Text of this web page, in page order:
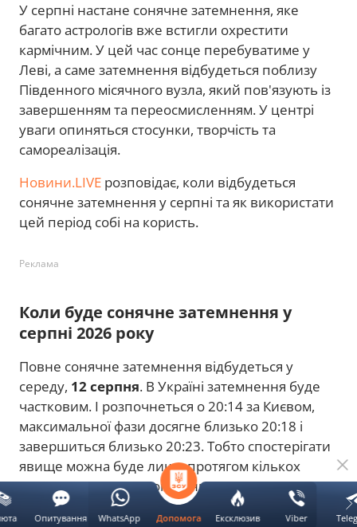
У серпні настане сонячне затемнення, яке
багато астрологів вже встигли охрестити
кармічним. У цей час сонце перебуватиме у
Леві, а саме затемнення відбудеться поблизу
Південного місячного вузла, який пов'язують із
завершенням та переосмисленням. У центрі
уваги опиняться стосунки, творчість та
самореалізація.
Новини.LIVE розповідає, коли відбудеться
сонячне затемнення у серпні та як використати
цей період собі на користь.
Реклама
Коли буде сонячне затемнення у
серпні 2026 року
Повне сонячне затемнення відбудеться у
середу, 12 серпня. В Україні затемнення буде
частковим. І розпочнеться о 20:14 за Києвом,
максимальної фази досягне близько 20:18 і
завершиться близько 20:23. Тобто спостерігати
явище можна буде лише протягом кількох
хвилин перед заходом Сонця.
Допомога Ексклюзив Viber
Опитування WhatsApp